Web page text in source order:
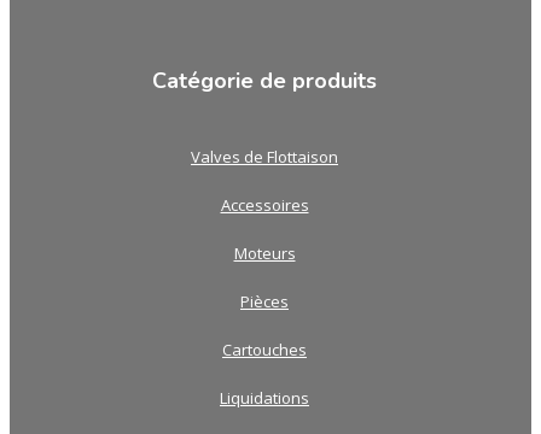
Catégorie de produits
Valves de Flottaison
Accessoires
Moteurs
Pièces
Cartouches
Liquidations